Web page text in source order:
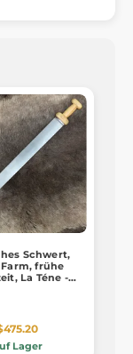
Schwert,
frühe
La Téne -
Lager